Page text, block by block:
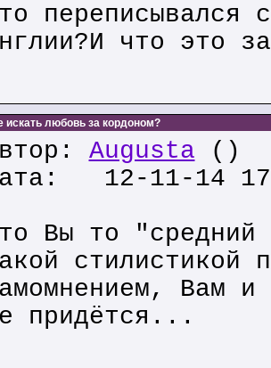
переписывался
что это
искать любовь за кордоном?
Augusta ()
12-11-14
Вы то "средний
стилистикой
Вам и
придётся...